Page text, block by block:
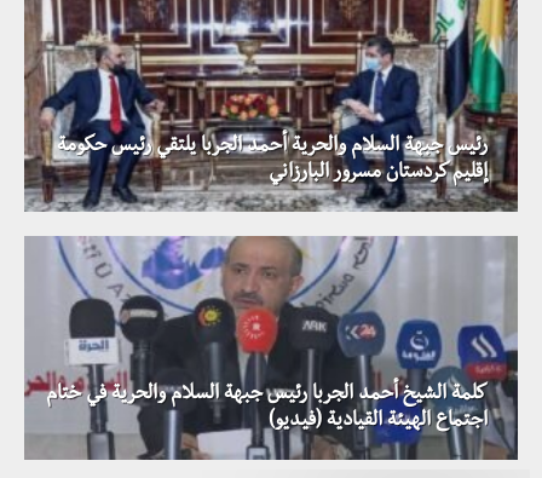
رئيس جبهة السلام والحرية أحمد الجربا يلتقي رئيس حكومة
إقليم كردستان مسرور البارزاني
كلمة الشيخ أحمد الجربا رئيس جبهة السلام والحرية في ختام
اجتماع الهيئة القيادية (فيديو)